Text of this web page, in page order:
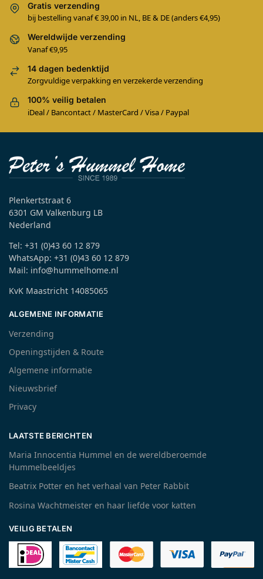
Gratis verzending
bij bestelling vanaf € 39,00 in NL, BE & DE (anders €4,95)
Wereldwijde verzending
Vanaf €9,95
14 dagen bedenktijd
Zorgvuldige verpakking en verzekerde verzending
100% veilig betalen
iDeal / Bancontact / MasterCard / Visa / Paypal
Plenkertstraat 6
6301 GM Valkenburg LB
Nederland
Tel: +31 (0)43 60 12 879
WhatsApp: +31 (0)43 60 12 879
Mail: info@hummelhome.nl
KvK Maastricht 14085065
ALGEMENE INFORMATIE
Verzending
Openingstijden & Route
Algemene informatie
Nieuwsbrief
Privacy
LAATSTE BERICHTEN
Maria Innocentia Hummel en de wereldberoemde
Hummelbeeldjes
Beatrix Potter en het verhaal van Peter Rabbit
Rosina Wachtmeister en haar liefde voor katten
VEILIG BETALEN